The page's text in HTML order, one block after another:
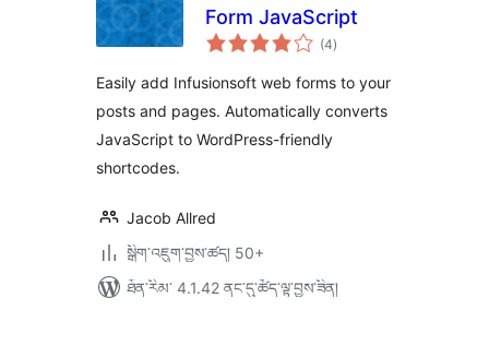
Form JavaScript
(4གདེང་
འཇོག་
ཚང་།
)
Easily add Infusionsoft web forms to your
posts and pages. Automatically converts
JavaScript to WordPress-friendly
shortcodes.
Jacob Allred
སྒྲིག་འཇུག་བྱས་ཚད། 50+
ཐོན་རིམ་ 4.1.42 ནང་དུ་ཚོད་ལྟ་བྱས་ཟིན།